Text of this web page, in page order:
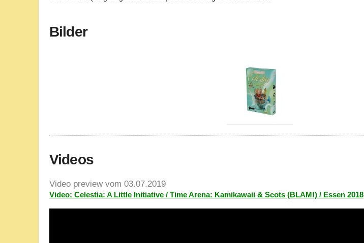
Bilder
Videos
Video preview vom 03.07.2019
Video: Celestia: A Little Initiative / Time Arena: Kamikawaii & Scots (BLAM!) / Essen 2018